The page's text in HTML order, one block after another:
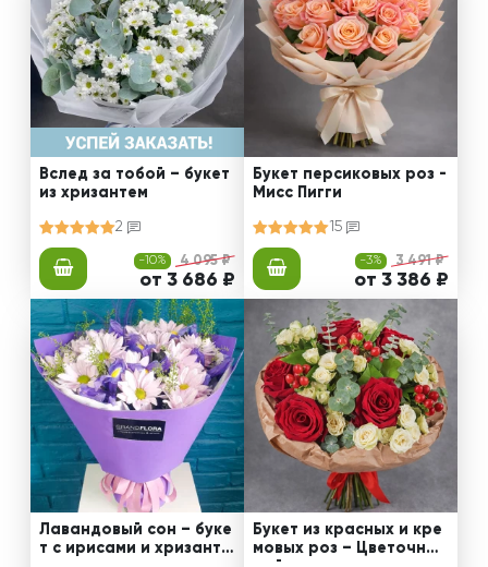
Вслед за тобой – букет
из хризантем
2
-10% 4 095 ₽
от 3 686 ₽
Букет персиковых роз -
Мисс Пигги
15
-3% 3 491 ₽
от 3 386 ₽
Лавандовый сон – буке
т с ирисами и хризанте
Букет из красных и кре
мовых роз – Цветочный